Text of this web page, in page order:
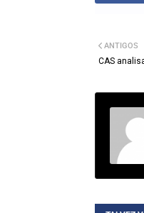
ANTIGOS
CAS